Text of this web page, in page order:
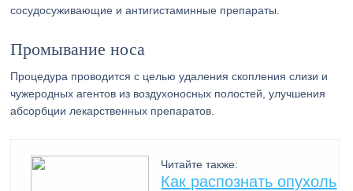
сосудосуживающие и антигистаминные препараты.
Промывание носа
Процедура проводится с целью удаления скопления слизи и
чужеродных агентов из воздухоносных полостей, улучшения
абсорбции лекарственных препаратов.
Читайте также:
Как распознать опухоль